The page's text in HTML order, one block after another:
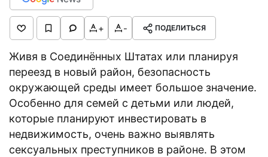
+ - ПОДЕЛИТЬСЯ
Живя в Соединённых Штатах или планируя
переезд в новый район, безопасность
окружающей среды имеет большое значение.
Особенно для семей с детьми или людей,
которые планируют инвестировать в
недвижимость, очень важно выявлять
сексуальных преступников в районе. В этом